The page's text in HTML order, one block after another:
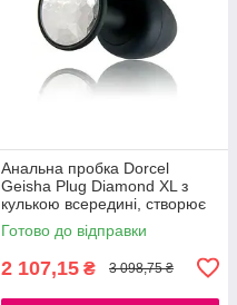
Анальна пробка Dorcel
Geisha Plug Diamond XL з
кулькою всередині, створює
вібрації, макс діаметр 4,5 см
777Store.com.ua
Готово до відправки
2 107,15 ₴ 3 098,75 ₴